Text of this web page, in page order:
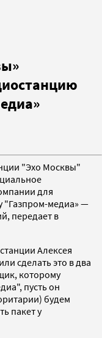
"Эхо Москвы"
для
"Газпром-медиа» —
передает в
Алексея
сделать это в два
которому
пусть он
будем
пакет у